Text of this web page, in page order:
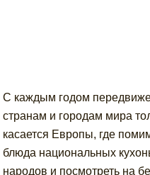
С каждым годом
странам и городам мира
касается Европы, где
блюда национальных
народов и посмотреть на